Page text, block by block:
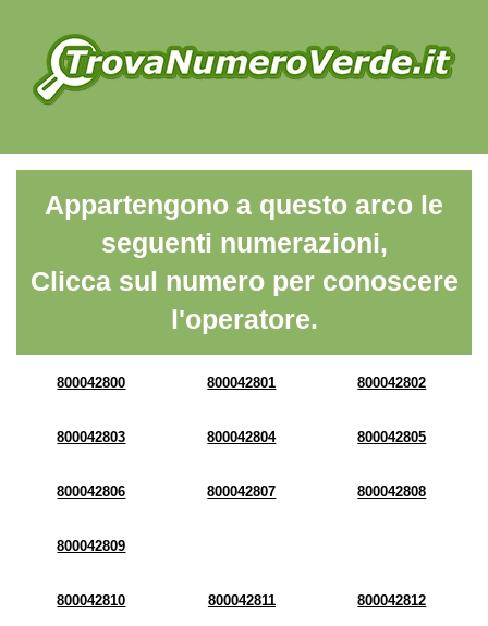
Appartengono a questo arco le
seguenti numerazioni,
Clicca sul numero per conoscere
l'operatore.
800042800 800042801 800042802
800042803 800042804 800042805
800042806 800042807 800042808
800042809
800042810 800042811 800042812